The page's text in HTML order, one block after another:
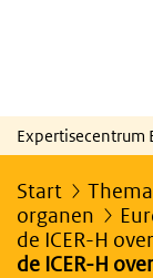
Expertisecentrum
Start
organen
de ICER-H
de ICER-H